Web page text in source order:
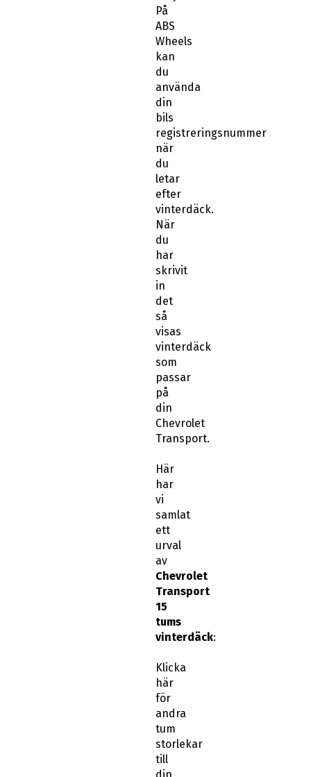
På
ABS
Wheels
kan
du
använda
din
bils
registreringsnummer
när
du
letar
efter
vinterdäck.
När
du
har
skrivit
in
det
så
visas
vinterdäck
som
passar
på
din
Chevrolet
Transport.
Här
har
vi
samlat
ett
urval
av
Chevrolet
Transport
15
tums
vinterdäck:
Klicka
här
för
andra
tum
storlekar
till
din